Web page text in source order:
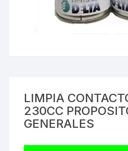
LIMPIA
230CC
GENERALES